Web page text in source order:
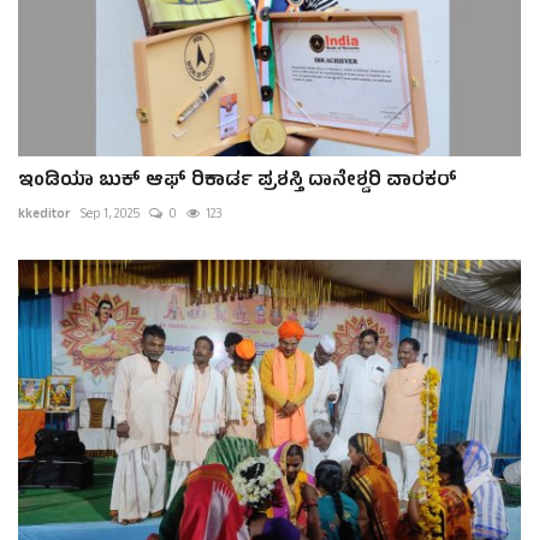
ಇಂಡಿಯಾ ಬುಕ್ ಆಫ್ ರಿಕಾರ್ಡ ಪ್ರಶಸ್ತಿ ದಾನೇಶ್ವರಿ ವಾರಕರ್
kkeditor Sep 1, 2025 0 123